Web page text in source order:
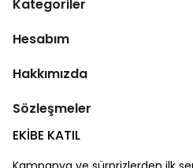
Kategoriler
Hesabım
Hakkımızda
Sözleşmeler
EKİBE KATIL